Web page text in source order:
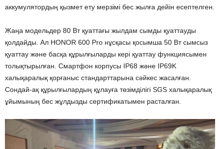
аккумулятордың қызмет ету мерзімі бес жылға дейін есептелген.
Жаңа модельдер 80 Вт қуаттағы жылдам сымды қуаттауды
қолдайды. Ал HONOR 600 Pro нұсқасы қосымша 50 Вт сымсыз
қуаттау және басқа құрылғыларды кері қуаттау функциясымен
толықтырылған. Смартфон корпусы IP68 және IP69K
халықаралық қорғаныс стандарттарына сәйкес жасалған.
Сондай-ақ құрылғылардың құлауға төзімділігі SGS халықаралық
ұйымының бес жұлдызды сертификатымен расталған.